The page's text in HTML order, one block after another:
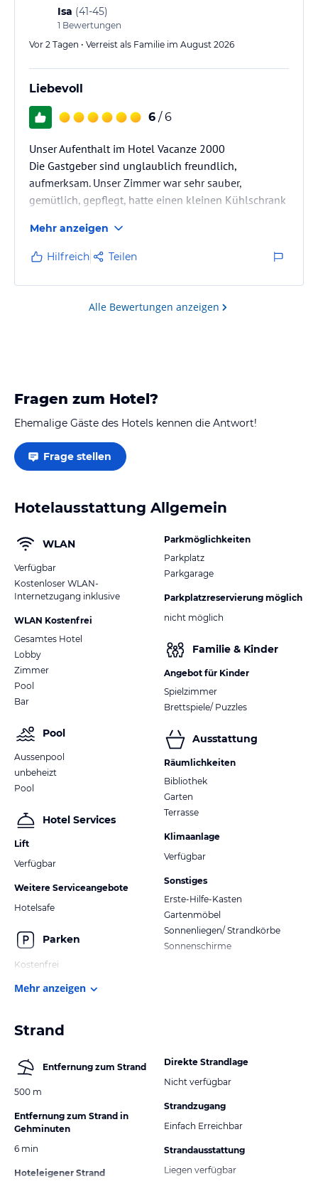
Es ist für jeden was dabei. Kaffeespezialitäten
können an einer vollautomatischen Kaffeemaschine
selbst zubereitet werden.
Isa (41-45)
1 Bewertungen
Vor 2 Tagen • Verreist als Familie im August 2026
Liebevoll
6 / 6
Unser Aufenthalt im Hotel Vacanze 2000
Die Gastgeber sind unglaublich freundlich,
aufmerksam. Unser Zimmer war sehr sauber,
gemütlich, gepflegt, hatte einen kleinen Kühlschrank
Gardasee. Vom Pool aus hatte man einen schönen
Blick auf den Monte Baldo. Das Hotel liegt sehr
ruhige, der Gardasee ist in wenigen Minuten
erreichbar ca 15 min zu Fuß. Das Frühstück war jeden
Morgen frisch, abwechslungsreich und mit sehr viel
Mehr anzeigen
Hilfreich Teilen
Alle Bewertungen anzeigen
Fragen zum Hotel?
Ehemalige Gäste des Hotels kennen die Antwort!
Frage stellen
Hotelausstattung Allgemein
WLAN
Verfügbar
Kostenloser WLAN-
Internetzugang inklusive
WLAN Kostenfrei
Gesamtes Hotel
Lobby
Zimmer
Pool
Bar
Pool
Aussenpool
unbeheizt
Pool
Hotel Services
Lift
Verfügbar
Weitere Serviceangebote
Hotelsafe
Parken
Kostenfrei
Parkmöglichkeiten
Parkplatz
Parkgarage
Parkplatzreservierung möglich
nicht möglich
Familie & Kinder
Angebot für Kinder
Spielzimmer
Brettspiele/ Puzzles
Ausstattung
Räumlichkeiten
Bibliothek
Garten
Terrasse
Klimaanlage
Verfügbar
Sonstiges
Erste-Hilfe-Kasten
Gartenmöbel
Sonnenliegen/ Strandkörbe
Sonnenschirme
Mehr anzeigen
Strand
Entfernung zum Strand
500 m
Entfernung zum Strand in
Gehminuten
6 min
Hoteleigener Strand
Direkte Strandlage
Nicht verfügbar
Strandzugang
Einfach Erreichbar
Strandausstattung
Liegen verfügbar